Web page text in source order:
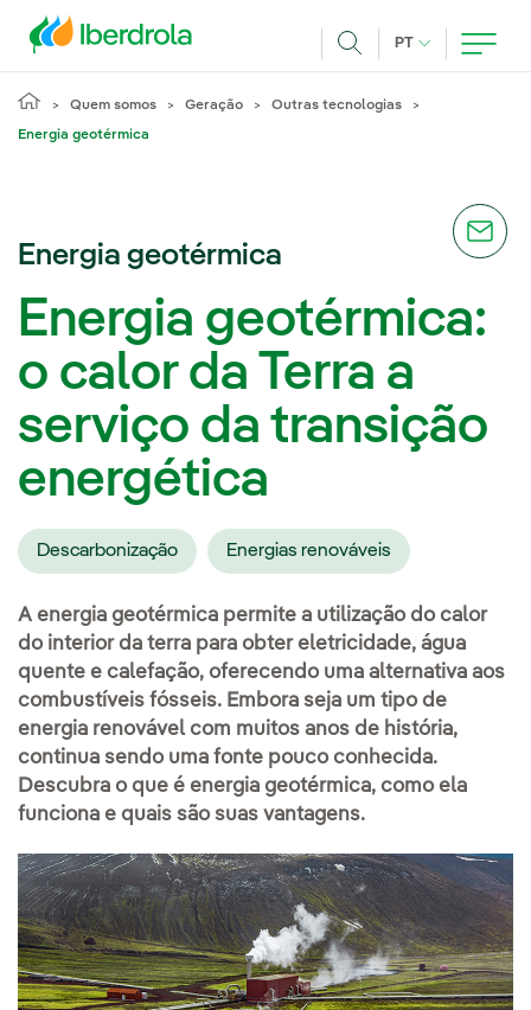
PT IDIOMA ATUAL,
Quem somos Geração Outras tecnologias
Energia geotérmica
Energia geotérmica
Energia geotérmica:
o calor da Terra a
serviço da transição
energética
Descarbonização Energias renováveis
A energia geotérmica permite a utilização do calor
do interior da terra para obter eletricidade, água
quente e calefação, oferecendo uma alternativa aos
combustíveis fósseis. Embora seja um tipo de
energia renovável com muitos anos de história,
continua sendo uma fonte pouco conhecida.
Descubra o que é energia geotérmica, como ela
funciona e quais são suas vantagens.